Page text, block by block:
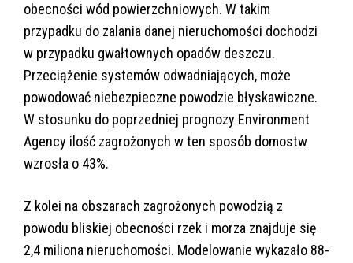
obecności wód powierzchniowych. W takim
przypadku do zalania danej nieruchomości dochodzi
w przypadku gwałtownych opadów deszczu.
Przeciążenie systemów odwadniających, może
powodować niebezpieczne powodzie błyskawiczne.
W stosunku do poprzedniej prognozy Environment
Agency ilość zagrożonych w ten sposób domostw
wzrosła o 43%.
Z kolei na obszarach zagrożonych powodzią z
powodu bliskiej obecności rzek i morza znajduje się
2,4 miliona nieruchomości. Modelowanie wykazało 88-